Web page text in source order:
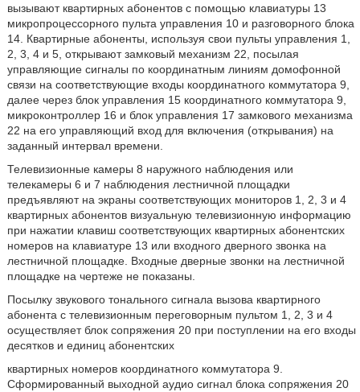
вызывают квартирных абонентов с помощью клавиатуры 13
микропроцессорного пульта управления 10 и разговорного блока
14. Квартирные абоненты, используя свои пульты управления 1,
2, 3, 4 и 5, открывают замковый механизм 22, посылая
управляющие сигналы по координатным линиям домофонной
связи на соответствующие входы координатного коммутатора 9,
далее через блок управления 15 координатного коммутатора 9,
микроконтроллер 16 и блок управления 17 замкового механизма
22 на его управляющий вход для включения (открывания) на
заданный интервал времени.
Телевизионные камеры 8 наружного наблюдения или
телекамеры 6 и 7 наблюдения лестничной площадки
предъявляют на экраны соответствующих мониторов 1, 2, 3 и 4
квартирных абонентов визуальную телевизионную информацию
при нажатии клавиш соответствующих квартирных абонентских
номеров на клавиатуре 13 или входного дверного звонка на
лестничной площадке. Входные дверные звонки на лестничной
площадке на чертеже не показаны.
Посылку звукового тонального сигнала вызова квартирного
абонента с телевизионным переговорным пультом 1, 2, 3 и 4
осуществляет блок сопряжения 20 при поступлении на его входы
десятков и единиц абонентских
квартирных номеров координатного коммутатора 9.
Сформированный выходной аудио сигнал блока сопряжения 20